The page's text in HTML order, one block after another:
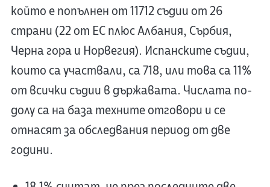
който е попълнен от 11712 съдии от 26
страни (22 от ЕС плюс Албания, Сърбия,
Черна гора и Норвегия). Испанските съдии,
които са участвали, са 718, или това са 11%
от всички съдии в държавата. Числата по-
долу са на база техните отговори и се
отнасят за обследвания период от две
години.